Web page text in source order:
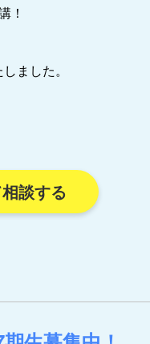
！
ました。
談する